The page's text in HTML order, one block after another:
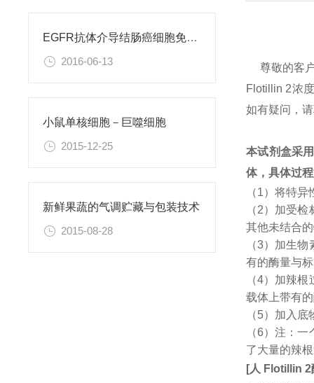
EGFR抗体介导结肠癌细胞免疫性凋亡
2016-06-13
小鼠单核细胞－巨噬细胞
2015-12-25
新鲜果蔬的气调贮藏与包装技术
2015-08-28
尊敬的客
Flotillin 2浓
如有疑问，
本试剂盒采
体，具体过
（1）将特
（2）加受
其他未结合
（3）加生
有的酶量与
（4）加辣
载体上带有
（5）加入
（6）注：
了大量的辣
[人 Flotillin 2